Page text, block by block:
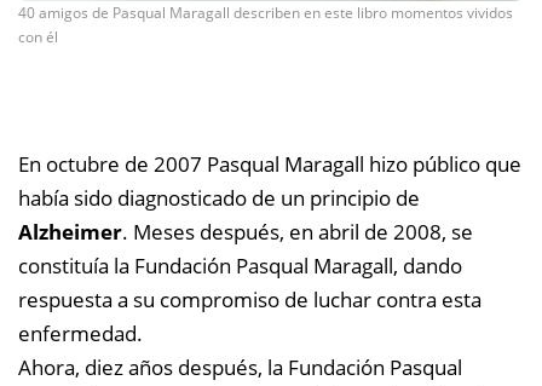
40 amigos de Pasqual Maragall describen en este libro momentos vividos
con él
En octubre de 2007 Pasqual Maragall hizo público que
había sido diagnosticado de un principio de
Alzheimer. Meses después, en abril de 2008, se
constituía la Fundación Pasqual Maragall, dando
respuesta a su compromiso de luchar contra esta
enfermedad.
Ahora, diez años después, la Fundación Pasqual